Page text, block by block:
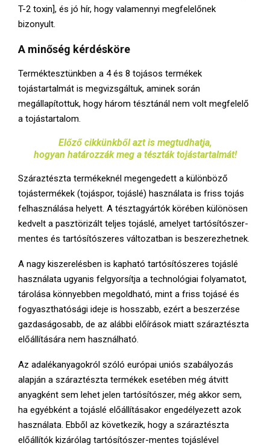
T-2 toxin], és jó hír, hogy valamennyi megfelelőnek
bizonyult.
A minőség kérdésköre
Terméktesztünkben a 4 és 8 tojásos termékek
tojástartalmát is megvizsgáltuk, aminek során
megállapítottuk, hogy három tésztánál nem volt megfelelő
a tojástartalom.
Előző cikkünkből azt is megtudhatja,
hogyan határozzák meg a tészták tojástartalmát!
Száraztészta termékeknél megengedett a különböző
tojástermékek (tojáspor, tojáslé) használata is friss tojás
felhasználása helyett. A tésztagyártók körében különösen
kedvelt a pasztörizált teljes tojáslé, amelyet tartósítószer-
mentes és tartósítószeres változatban is beszerezhetnek.
A nagy kiszerelésben is kapható tartósítószeres tojáslé
használata ugyanis felgyorsítja a technológiai folyamatot,
tárolása könnyebben megoldható, mint a friss tojásé és
fogyaszthatósági ideje is hosszabb, ezért a beszerzése
gazdaságosabb, de az alábbi előírások miatt száraztészta
előállítására nem használható.
Az adalékanyagokról szóló európai uniós szabályozás
alapján a száraztészta termékek esetében még átvitt
anyagként sem lehet jelen tartósítószer, még akkor sem,
ha egyébként a tojáslé előállításakor engedélyezett azok
használata. Ebből az következik, hogy a száraztészta
előállítók kizárólag tartósítószer-mentes tojáslével